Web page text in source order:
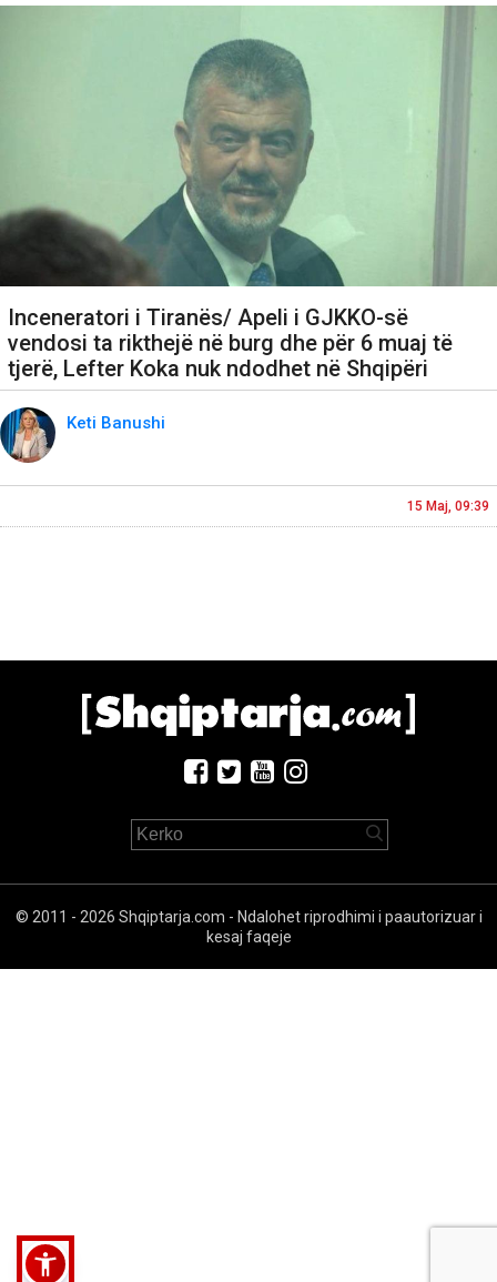
Inceneratori i Tiranës/ Apeli i GJKKO-së
vendosi ta rikthejë në burg dhe për 6 muaj të
tjerë, Lefter Koka nuk ndodhet në Shqipëri
Keti Banushi
15 Maj, 09:39
© 2011 - 2026 Shqiptarja.com - Ndalohet riprodhimi i paautorizuar i
kesaj faqeje